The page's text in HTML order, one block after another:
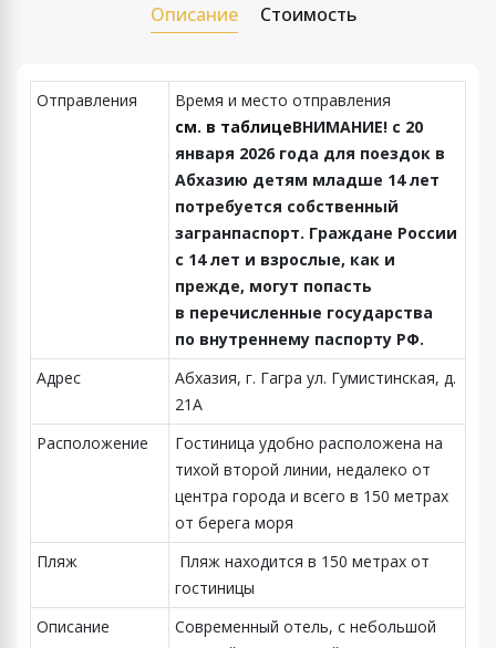
Описание Стоимость
Отправления
Время и место отправления
см. в таблицеВНИМАНИЕ! с 20
января 2026 года для поездок в
Абхазию детям младше 14 лет
потребуется собственный
загранпаспорт. Граждане России
с 14 лет и взрослые, как и
прежде, могут попасть
в перечисленные государства
по внутреннему паспорту РФ.
Адрес
Абхазия, г. Гагра ул. Гумистинская, д.
21А
Расположение
Гостиница удобно расположена на
тихой второй линии, недалеко от
центра города и всего в 150 метрах
от берега моря
Пляж
Пляж находится в 150 метрах от
гостиницы
Описание
Современный отель, с небольшой